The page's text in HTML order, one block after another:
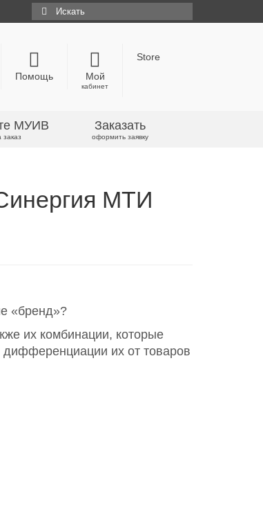
Искать:
Помощь Мой
кабинет
Store
МУИВ
заказ
Заказать
оформить заявку
МТИ
«бренд»?
их комбинации, которые
их от товаров